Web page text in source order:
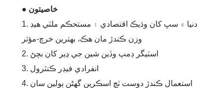
● خاصيتون
1. دنيا ۾ سڀ کان وڌيڪ اقتصادي ۽ مستحڪم ملٽي هيڊ
وزن ڪندڙ مان هڪ، بهترين خرچ-مؤثر
2. اسٽيگر ڊمپ وڏين شين جي ڍير کان بچڻ
3. انفرادي فيڊر ڪنٽرول
4. استعمال ڪندڙ دوست ٽچ اسڪرين گھڻن ٻولين سان